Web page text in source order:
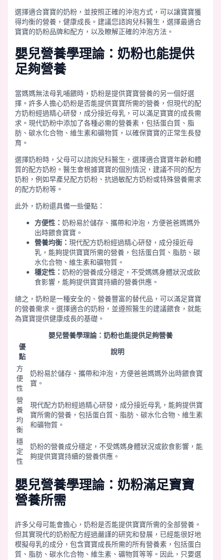
選擇適合寶寶的奶粉，並按照正確的沖泡方式，可以讓寶寶獲
得均衡的營養，健康成長。建議您諮詢兒科醫生，選擇最適合
寶寶的奶粉品牌和配方，以及瞭解正確的沖泡方法。
嬰兒營養學理論：奶粉也能提供
足夠營養
當媽媽無法母乳哺餵時，奶粉是提供寶寶營養的另一個好選
擇。許多人擔心奶粉是否能提供寶寶所需的營養，但現代的配
方奶粉經過精心研發，成分接近母乳，可以滿足寶寶的成長需
求。現代奶粉中添加了各種必需的營養素，包括蛋白質、脂
肪、碳水化合物、維生素和礦物質，以確保寶寶的正常生長發
育。
選擇奶粉時，父母可以諮詢兒科醫生，選擇適合寶寶年齡和體
質的配方奶粉。醫生會根據寶寶的個別情況，建議不同的配方
奶粉，例如早產兒配方奶粉、抗過敏配方奶粉或特殊營養需求
的配方奶粉等。
此外，奶粉還具備一些優點：
方便性： 奶粉易於儲存、攜帶和沖泡，方便爸爸媽媽外
出時餵食寶寶。
營養均衡： 現代配方奶粉經過精心研發，成分接近母
乳，能夠提供寶寶所需的營養，包括蛋白質、脂肪、碳
水化合物、維生素和礦物質。
穩定性： 奶粉的營養成分穩定，不受媽媽身體狀況或飲
食影響，能夠提供寶寶持續的營養供應。
總之，奶粉是一種安全的、營養豐富的替代品，可以滿足寶寶
的營養需求。選擇適合的奶粉，並遵照醫生的建議餵食，就能
為寶寶提供健康成長的基礎。
嬰兒營養學理論：奶粉也能提供足夠營養
優
點
說明
方
便
性
奶粉易於儲存、攜帶和沖泡，方便爸爸媽媽外出時餵食寶
寶。
營
養
均
衡
現代配方奶粉經過精心研發，成分接近母乳，能夠提供寶
寶所需的營養，包括蛋白質、脂肪、碳水化合物、維生素
和礦物質。
穩
定
性
奶粉的營養成分穩定，不受媽媽身體狀況或飲食影響，能
夠提供寶寶持續的營養供應。
嬰兒營養學理論：奶粉滿足寶寶
營養所需
許多父母可能會擔心，奶粉是否能提供寶寶所需的全部營養。
但其實現代的奶粉配方經過嚴謹的研究和發展，已經能很好地
模擬母乳的成分，包含寶寶成長所需的所有營養素，包括蛋白
質、脂肪、碳水化合物、維生素、礦物質等等。因此，只要選